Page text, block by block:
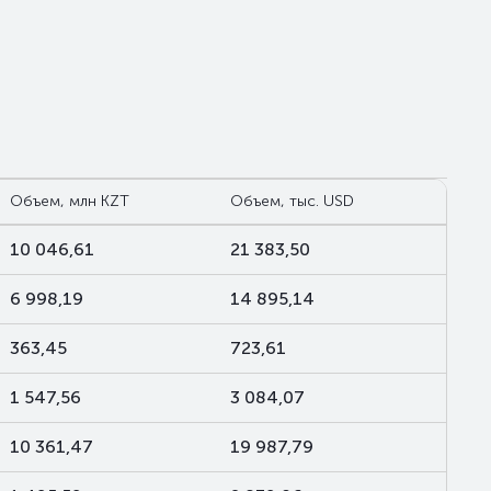
Объем, млн KZT Объем, тыс. USD
10 046,61 21 383,50
6 998,19 14 895,14
363,45 723,61
1 547,56 3 084,07
10 361,47 19 987,79